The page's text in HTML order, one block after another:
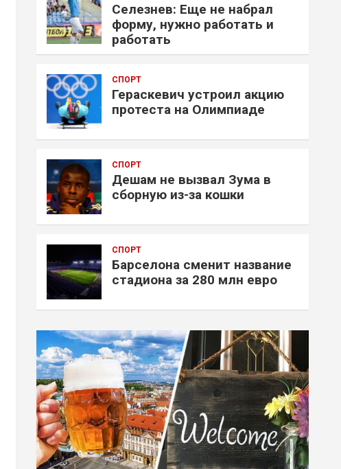
Селезнев: Еще не набрал
форму, нужно работать и
работать
СПОРТ
Гераскевич устроил акцию
протеста на Олимпиаде
СПОРТ
Дешам не вызвал Зума в
сборную из-за кошки
СПОРТ
Барселона сменит название
стадиона за 280 млн евро